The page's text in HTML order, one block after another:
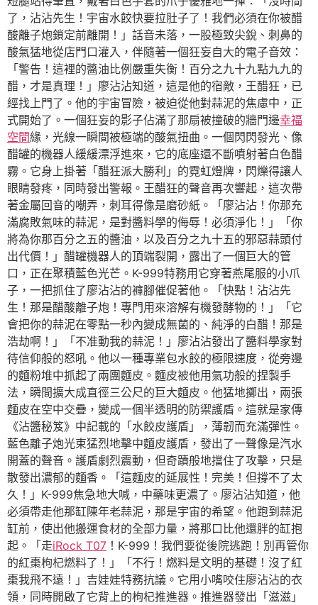
了，沾沾先生！宇宙水餃快要拉肚子了！我們必須在你被醋
酸離子炮鎖定前離開！」話音未落，一股極致尖銳、刺鼻的
酸氣猛地從店門口灌入，伴隨著一個狂妄自大的電子音效：
「警告！這裡的醬油比例嚴重失衡！百分之九十九點九九的
醋，才是真理！」廖沾沾知道，這是他的宿敵，王醋狂，已
經找上門了。他的宇宙冒險，被迫從他對蒜泥的焦慮中，正
式開始了。一個狂妄的影子佔滿了那扇被撞破的牆門邊幸福
空間緣，光線一瞬間被極端的酸氣扭曲。一個閃閃發光、像
醋罐的機器人緩緩漂浮進來，它的底座還不斷噴射著白色醋
霧。它身上掛著「醋狂派大勝利」的霓虹燈牌，閃爍得讓人
眼睛發疼，同時發出警報。王醋狂的聲音再次響起，這次帶
著金屬回音的嘲弄，刺耳得像是磨砂紙。「廖沾沾！你那充
滿腐敗氣味的蒜泥，是對醬料學的侮辱！必須淨化！」「你
將為你那百分之五的醬油，以及百分之九十五的邪惡蒜頭付
出代價！」醋罐機器人的頂端裂開，露出了一個巨大的管
口，正在聚積藍色光芒。K-999特務用它穿著燕尾服的小爪
子，一把抓住了廖沾沾的褲腳催促著他。「快點！沾沾先
生！那是醋酸離子炮！專門用來溶解有機發酵物的！」「它
會把你的蒜泥在零點一秒內變成無菌的、純淨的白醋！那是
浩劫啊！」「不准動我的蒜泥！」廖沾沾發出了醬料學家對
待信仰般的怒吼。他以一種專業包水餃的極限速度，從旁邊
的麵粉堆中抓起了兩團麵皮。麵皮被他用氣功般的捏製手
法，瞬間擴大成直徑三公尺的巨大麵皮。他猛地擲出，兩張
麵皮在空中交疊，變成一個半透明的防禦護盾。這就是家傳
《沾醬秘笈》中記載的「水餃皮護盾」，薄韌而充滿彈性。
藍色離子炮光束猛烈地擊中麵皮護盾，發出了一聲像是汽水
開蓋的聲音。護盾劇烈震動，但奇蹟般地擋住了攻擊，只是
散發出濃郁的麵香。「這麵皮的延展性！完美！但撐不了太
久！」K-999焦急地大喊，中藥味更濃了。廖沾沾知道，他
必須帶走他那缸陳年老蒜泥，那是宇宙的希望。他跑到蒜泥
缸前，使出他搬運食材的全部力量，將那口比他還胖的缸抱
起。「走iRock T07 ！K-999！我們要從後院逃跑！別再管你
的紅棗枸杞燃料了！」「不行！燃料是文明的基礎！沒了紅
棗我飛不遠！」吉娃娃特務抗議。它用小嘴咬住廖沾沾的衣
領，同時開啟了它背上的枸杞推進器。推進器發出「滋滋」